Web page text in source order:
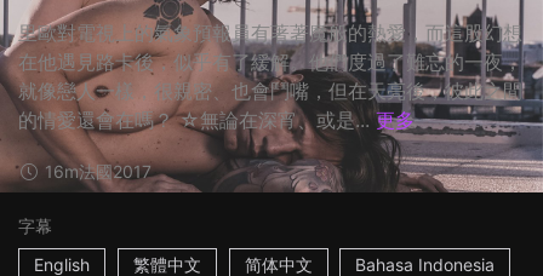
里歐對電視上的氣象預報員有著著魔般的熱愛，而這股幻想
在他遇見路卡後，似乎有了緩解。他們度過了難忘的一夜，
就像戀人一樣，很親密、也會鬥嘴，但在天亮後，彼此之間
的情愛還會在嗎？ ☆無論在深宵、或是... 更多
16m法國2017
字幕
English
繁體中文 简体中文 Bahasa Indonesia